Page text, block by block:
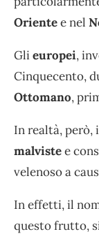
Orientee nel
Glieuropei,
Cinquecento,
Ottomano,
In realtà, però,
malvistee
velenoso a
In effetti, il
questo frutto,